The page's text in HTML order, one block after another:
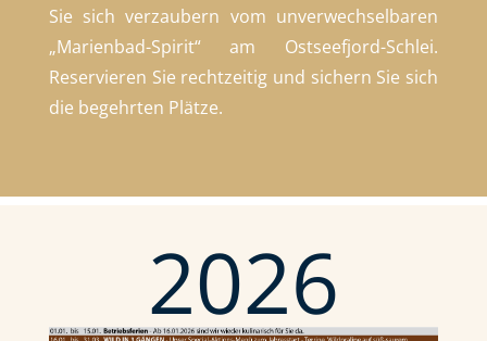
Sie sich verzaubern vom unverwechselbaren
„Marienbad-Spirit“ am Ostseefjord-Schlei.
Reservieren Sie rechtzeitig und sichern Sie sich
die begehrten Plätze.
2026